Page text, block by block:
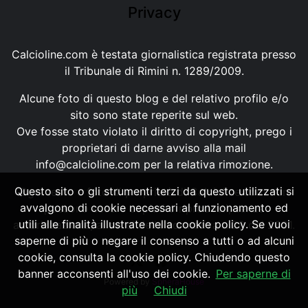
Privacy
Calcioline.com è testata giornalistica registrata presso
il Tribunale di Rimini n. 1289/2009.
Alcune foto di questo blog e del relativo profilo e/o
sito sono state reperite sul web.
Ove fosse stato violato il diritto di copyright, prego i
proprietari di darne avviso alla mail
info@calcioline.com per la relativa rimozione.
Ogni testo e foto di proprietà di Calcioline.com non
possono essere copiati o riprodotti, senza
autorizzazione, ai sensi della normativa n.29 del 2001.
Powered by SpheraHouse
Questo sito o gli strumenti terzi da questo utilizzati si
avvalgono di cookie necessari al funzionamento ed
utili alle finalità illustrate nella cookie policy. Se vuoi
saperne di più o negare il consenso a tutti o ad alcuni
cookie, consulta la cookie policy. Chiudendo questo
banner acconsenti all'uso dei cookie. Per saperne di
più
Chiudi